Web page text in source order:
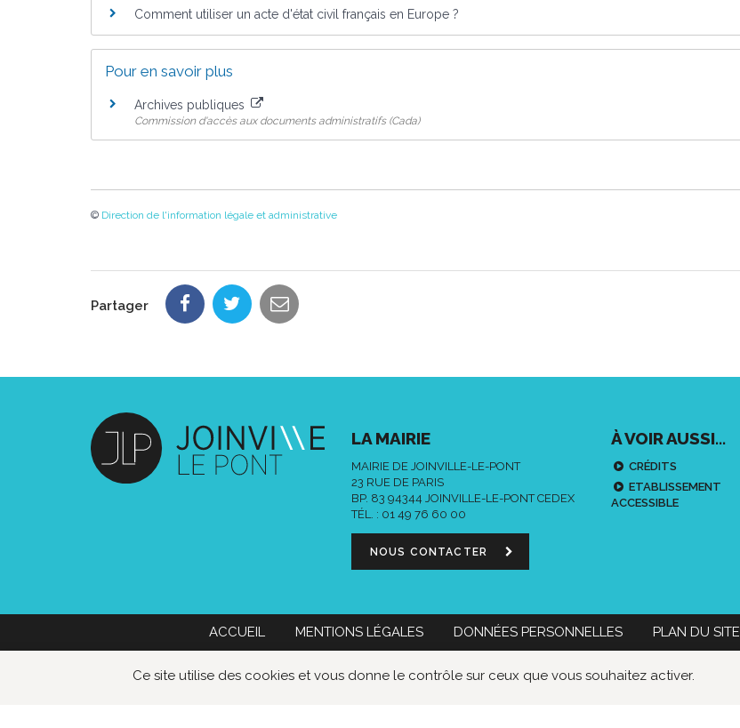
Ce site utilise des cookies et vous donne le contrôle sur ceux que vous souhaitez activer.
Comment utiliser un acte d'état civil français en Europe ?
Pour en savoir plus
Archives publiques
Commission d'accès aux documents administratifs (Cada)
© Direction de l'information légale et administrative
Partager
LA MAIRIE
MAIRIE DE JOINVILLE-LE-PONT
23 RUE DE PARIS
BP. 83 94344 JOINVILLE-LE-PONT CEDEX
TÉL. : 01 49 76 60 00
NOUS CONTACTER
À VOIR AUSSI...
CRÉDITS
ETABLISSEMENT
ACCESSIBLE
ACCUEIL MENTIONS LÉGALES DONNÉES PERSONNELLES PLAN DU SITE
Mairie de Joinville-le-Pont 01 49 76 60 00 Nous contacter